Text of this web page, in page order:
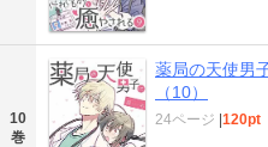
10
巻
薬局の天使男
（10）
24ページ 120pt